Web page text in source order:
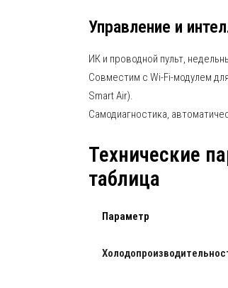
Управление и
ИК и проводной пульт,
Совместим с Wi-Fi-модулем
Smart Air).
Самодиагностика,
Технические
таблица
Параметр